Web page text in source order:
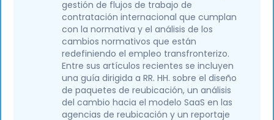
gestión de flujos de trabajo de
contratación internacional que cumplan
con la normativa y el análisis de los
cambios normativos que están
redefiniendo el empleo transfronterizo.
Entre sus artículos recientes se incluyen
una guía dirigida a RR. HH. sobre el diseño
de paquetes de reubicación, un análisis
del cambio hacia el modelo SaaS en las
agencias de reubicación y un reportaje